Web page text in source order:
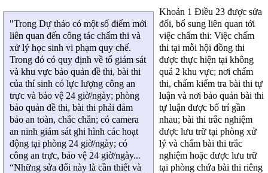
"Trong Dự thảo có một số điểm mới
liên quan đến công tác chấm thi và
xử lý học sinh vi phạm quy chế.
Trong đó có quy định về tổ giám sát
và khu vực bảo quản đề thi, bài thi
của thí sinh có lực lượng công an
trực và bảo vệ 24 giờ/ngày; phòng
bảo quản đề thi, bài thi phải đảm
bảo an toàn, chắc chắn; có camera
an ninh giám sát ghi hình các hoạt
động tại phòng 24 giờ/ngày; có
công an trực, bảo vệ 24 giờ/ngày...
“Những sửa đổi này là cần thiết và
Khoản 1 Điều 23 được sửa
đổi, bổ sung liên quan tới
việc chấm thi: Việc chấm
thi tại mỗi hội đồng thi
được thực hiện tại không
quá 2 khu vực; nơi chấm
thi, chấm kiểm tra bài thi tự
luận và nơi bảo quản bài thi
tự luận được bố trí gần
nhau; bài thi trắc nghiệm
được lưu trữ tại phòng xử
lý và chấm bài thi trắc
nghiệm hoặc được lưu trữ
tại phòng chứa bài thi riêng